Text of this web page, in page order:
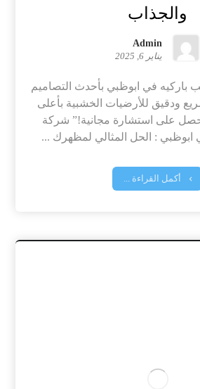
والجذاب
Admin
يناير 6, 2025
في ابوظبي بأحدث التصاميم
ودقيق للأرضيات الخشبية بأعلى
احصل على استشارة مجانية!” شركة
ابوظبي : الحل المثالي لمظهرك ...
أكمل القراءة ...